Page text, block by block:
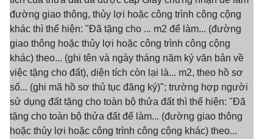
đường giao thông, thủy lợi hoặc công trình công cộng
khác thì thể hiện: "Đã tặng cho ... m2 để làm... (đường
giao thông hoặc thủy lợi hoặc công trình công cộng
khác) theo... (ghi tên và ngày tháng năm ký văn bản về
việc tặng cho đất), diện tích còn lại là... m2, theo hồ sơ
số... (ghi mã hồ sơ thủ tục đăng ký)"; trường hợp người
sử dụng đất tặng cho toàn bộ thửa đất thì thể hiện: "Đã
tặng cho toàn bộ thửa đất để làm... (đường giao thông
hoặc thủy lợi hoặc công trình công cộng khác) theo...